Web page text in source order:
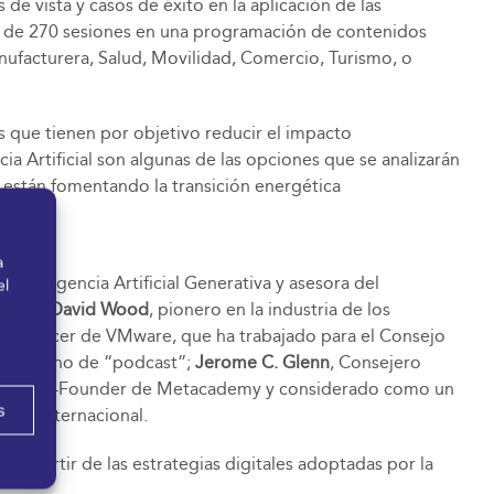
vista y casos de éxito en la aplicación de las
270 sesiones en una programación de contenidos
Salud, Movilidad, Comercio, Turismo, o
que tienen por objetivo reducir el impacto
Artificial son algunas de las opciones que se analizarán
fomentando la transición energética
Inteligencia Artificial Generativa y asesora del
David Wood, pionero en la industria de los
Officer de VMware, que ha trabajado para el Consejo
término de “podcast”; Jerome C. Glenn, Consejero
, Co-Founder de Metacademy y considerado como un
internacional.
a partir de las estrategias digitales adoptadas por la